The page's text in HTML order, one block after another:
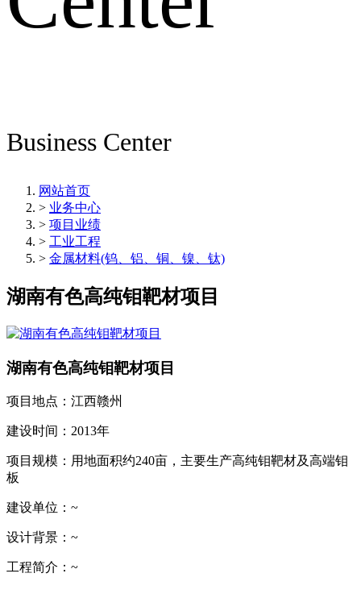
Business Center
网站首页
> 业务中心
> 项目业绩
> 工业工程
> 金属材料(钨、铝、铜、镍、钛)
湖南有色高纯钼靶材项目
湖南有色高纯钼靶材项目
项目地点： 江西赣州
建设时间： 2013年
项目规模： 用地面积约240亩，主要生产高纯钼靶材及高端钼
板
建设单位： ~
设计背景： ~
工程简介： ~